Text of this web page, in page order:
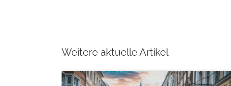
Weitere aktuelle Artikel
weiterlesen